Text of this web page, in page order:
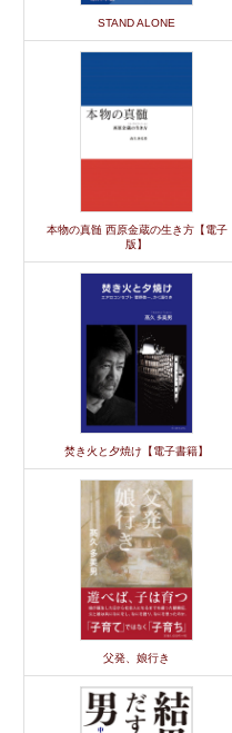
STAND ALONE
本物の真髄 西原金蔵の生き方【電子
版】
焚き火と夕焼け【電子書籍】
父発、娘行き